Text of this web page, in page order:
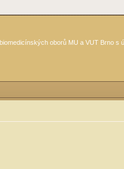
oborů MU a VUT Brno s